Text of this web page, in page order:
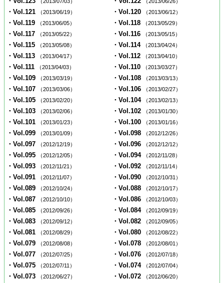
・Vol.121 （2013/06/19） ・Vol.120 （2013/06/12）
・Vol.119 （2013/06/05） ・Vol.118 （2013/05/29）
・Vol.117 （2013/05/22） ・Vol.116 （2013/05/15）
・Vol.115 （2013/05/08） ・Vol.114 （2013/04/24）
・Vol.113 （2013/04/17） ・Vol.112 （2013/04/10）
・Vol.111 （2013/04/03） ・Vol.110 （2013/03/27）
・Vol.109 （2013/03/19） ・Vol.108 （2013/03/13）
・Vol.107 （2013/03/06） ・Vol.106 （2013/02/27）
・Vol.105 （2013/02/20） ・Vol.104 （2013/02/13）
・Vol.103 （2013/02/06） ・Vol.102 （2013/01/30）
・Vol.101 （2013/01/23） ・Vol.100 （2013/01/16）
・Vol.099 （2013/01/09） ・Vol.098 （2012/12/26）
・Vol.097 （2012/12/19） ・Vol.096 （2012/12/12）
・Vol.095 （2012/12/05） ・Vol.094 （2012/11/28）
・Vol.093 （2012/11/21） ・Vol.092 （2012/11/14）
・Vol.091 （2012/11/07） ・Vol.090 （2012/10/31）
・Vol.089 （2012/10/24） ・Vol.088 （2012/10/17）
・Vol.087 （2012/10/10） ・Vol.086 （2012/10/03）
・Vol.085 （2012/09/26） ・Vol.084 （2012/09/19）
・Vol.083 （2012/09/12） ・Vol.082 （2012/09/05）
・Vol.081 （2012/08/29） ・Vol.080 （2012/08/22）
・Vol.079 （2012/08/08） ・Vol.078 （2012/08/01）
・Vol.077 （2012/07/25） ・Vol.076 （2012/07/18）
・Vol.075 （2012/07/11） ・Vol.074 （2012/07/04）
・Vol.073 （2012/06/27） ・Vol.072 （2012/06/20）